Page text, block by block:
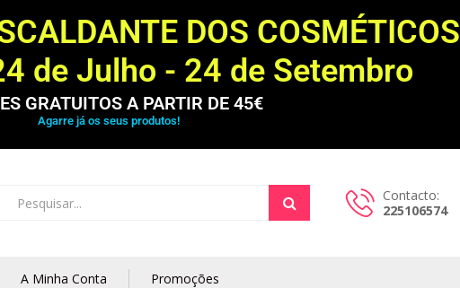
DOS COSMÉTICOS
de Julho - 24 de Setembro
GRATUITOS A PARTIR DE 45€
Agarre já os seus produtos!
Contacto:
225106574
A Minha Conta Promoções